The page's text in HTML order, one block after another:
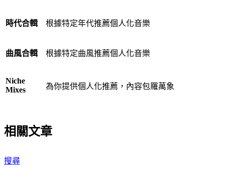
時代合輯 根據特定年代推薦個人化音樂
曲風合輯 根據特定曲風推薦個人化音樂
Niche
Mixes
為你提供個人化推薦，內容包羅萬象
相關文章
搜尋